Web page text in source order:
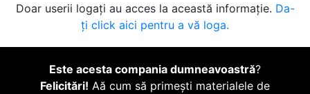
Doar userii logați au acces la această informație. Da-
ți click aici pentru a vă loga.
Este acesta compania dumneavoastră?
Felicitări! Aă cum să primești materialele de